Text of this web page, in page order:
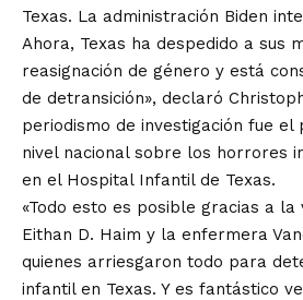
Texas. La administración Biden
Ahora, Texas ha despedido a sus
reasignación de género y está
de detransición», declaró
periodismo de investigación fue el
nivel nacional sobre los horrores
en el Hospital Infantil de Texas.
«Todo esto es posible gracias a la
Eithan D. Haim y la enfermera
quienes arriesgaron todo para
infantil en Texas. Y es fantástico